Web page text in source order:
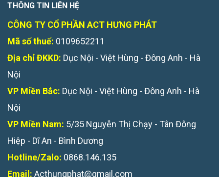
THÔNG TIN LIÊN HỆ
CÔNG TY CỔ PHẦN ACT HƯNG PHÁT
Mã số thuế: 0109652211
Địa chỉ ĐKKD: Dục Nội - Việt Hùng - Đông Anh - Hà
Nội
VP Miền Bắc: Dục Nội - Việt Hùng - Đông Anh - Hà
Nội
VP Miền Nam: 5/35 Nguyễn Thị Chạy - Tân Đông
Hiệp - Dĩ An - Bình Dương
Hotline/Zalo: 0868.146.135
Email: Acthungphat@gmail.com